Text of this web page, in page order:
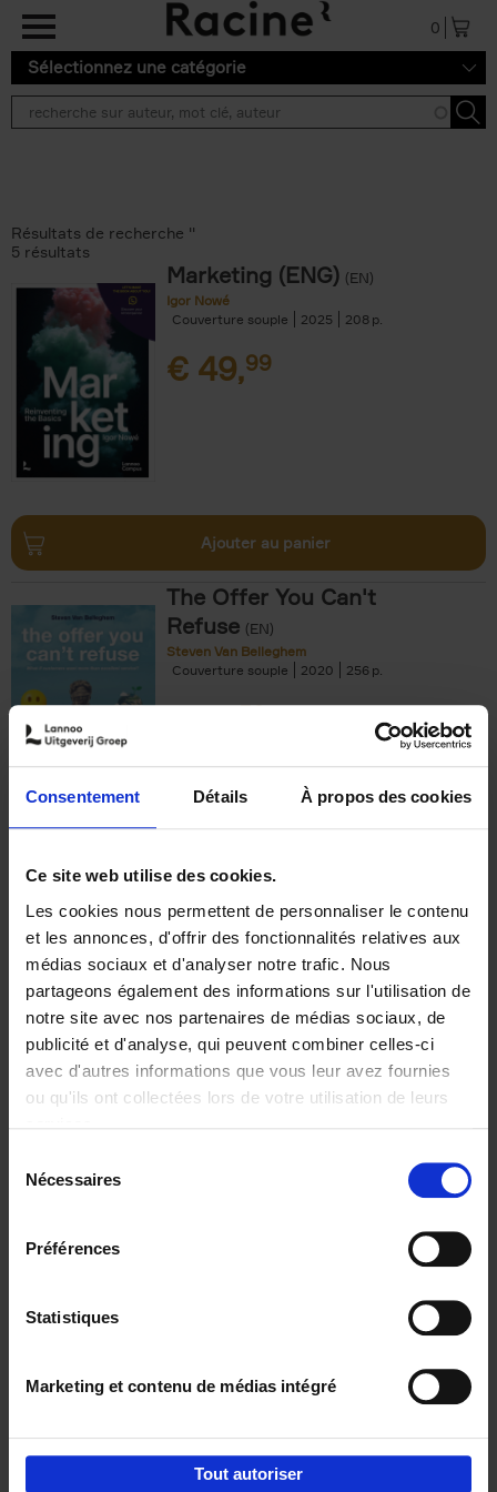
Consentement Détails À propos des cookies
Ce site web utilise des cookies.
Les cookies nous permettent de personnaliser le contenu
et les annonces, d'offrir des fonctionnalités relatives aux
médias sociaux et d'analyser notre trafic. Nous
partageons également des informations sur l'utilisation de
notre site avec nos partenaires de médias sociaux, de
publicité et d'analyse, qui peuvent combiner celles-ci
avec d'autres informations que vous leur avez fournies
ou qu'ils ont collectées lors de votre utilisation de leurs
Nécessaires
Préférences
Statistiques
Marketing et contenu de médias intégré
Tout autoriser
Aller au contenu principal
0
Sélectionnez une catégorie
Résultats de recherche ''
5 résultats
Marketing (ENG) (EN)
Igor Nowé
Couverture souple
2025 208
€ 49,99
Ajouter au panier
The Offer You Can't
Refuse (EN)
Steven Van Belleghem
Couverture souple
2020 256
€37,50
Building Bonds = Building
Business
Jochen Roef Jozefien De Feyter
Carolien Boom
Couverture souple
2025 200
€29,99
Digital marketing like a PRO -
completely revised edition (EN)